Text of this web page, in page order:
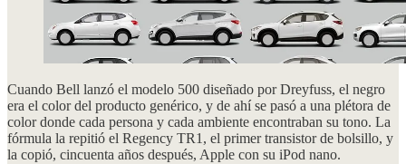
Cuando Bell lanzó el modelo 500 diseñado por Dreyfuss, el negro
era el color del producto genérico, y de ahí se pasó a una plétora de
color donde cada persona y cada ambiente encontraban su tono. La
fórmula la repitió el Regency TR1, el primer transistor de bolsillo, y
la copió, cincuenta años después, Apple con su iPod nano.